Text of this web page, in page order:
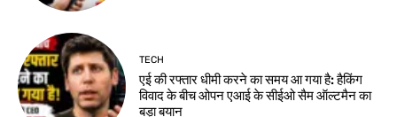
TECH
एई की रफ्तार धीमी करने का समय आ गया है: हैकिंग
विवाद के बीच ओपन एआई के सीईओ सैम ऑल्टमैन का
बड़ा बयान